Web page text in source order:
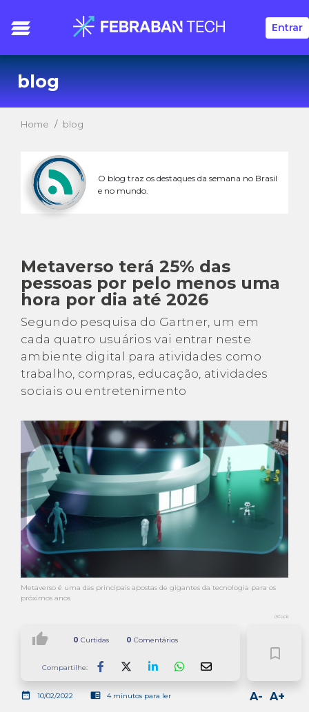
Entrar
blog
Home blog
O blog traz os destaques da semana no Brasil
e no mundo.
Metaverso terá 25% das
pessoas por pelo menos uma
hora por dia até 2026
Segundo pesquisa do Gartner, um em
cada quatro usuários vai entrar neste
ambiente digital para atividades como
trabalho, compras, educação, atividades
sociais ou entretenimento
Metaverso é uma das principais apostas de gigantes da tecnologia para os
próximos anos
iStock
thumb_up 0 Curtidas 0 Comentários
Compartilhe:
FacebookLinkedInWhatsapp
bookmark_border
date_range 10/02/2022 chrome_reader_mode 4 minutos para ler A+
A-